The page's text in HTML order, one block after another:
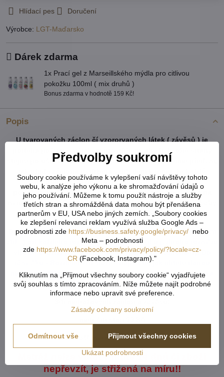
Hlídací pes Doručení
Výrobce: LGT-Maďarsko
Dárek zdarma
1x Prací gel z Marseillského mýdla pro citlivou
pokožku 100ml ( mix druhů )
Bonus zdarma v hodnotě 159 Kč!
Popis
U tvarovaných záclon čí vzororvaných látek ( závěsů ) je
stejné po ušití a to samé platí pro vzor. Nikdy nevíme předem,
potřebuje jiný rozměr. Vždy tedy vezměte více než
potřebujete. Metráž nelze vrátit ani vyměnit. Je střižená na
míru zákazníka. Doporučejeme objednat o něco více, než aby
Vám chybělo. Záložka zabere cca 5-6cm.
Do košíku vkládejte celkový počet v cm ( např. 1,7m = 170cm
atd...) od každého rozměru či barvy. Pokud u jednoho rozměru
vložíte x různý počet cm, vše se vám sčítá dohromady. Do
rámečku - Rozdělení metráže - napíšete, jak chtete danou
metráž rozdělit ( např. objednáte 800cm záclony což je 8m a
potřebujete rozdělit na 2 stejné kusy ).
kalkulaci zašleme na e-mail ke schválení
Metráž nelze vrátit v lhůtě 14 dnů či zboží
nepřevzít, je střižená na míru!!
Předvolby soukromí
Soubory cookie používáme k vylepšení vaší návštěvy tohoto
webu, k analýze jeho výkonu a ke shromažďování údajů o
jeho používání. Můžeme k tomu použít nástroje a služby
třetích stran a shromážděná data mohou být přenášena
partnerům v EU, USA nebo jiných zemích. „Soubory cookies
ke zlepšení relevanci reklam využívá služba Google Ads –
podrobnosti zde https://business.safety.google/privacy/ nebo
Meta – podrobnosti
zde https://www.facebook.com/privacy/policy/?locale=cz-
CR (Facebook, Instagram)."
Kliknutím na „Přijmout všechny soubory cookie“ vyjadřujete
svůj souhlas s tímto zpracováním. Níže můžete najít podrobné
informace nebo upravit své preference.
Zásady ochrany soukromí
Ukázat podrobnosti
Přijmout všechny cookies
Odmítnout vše